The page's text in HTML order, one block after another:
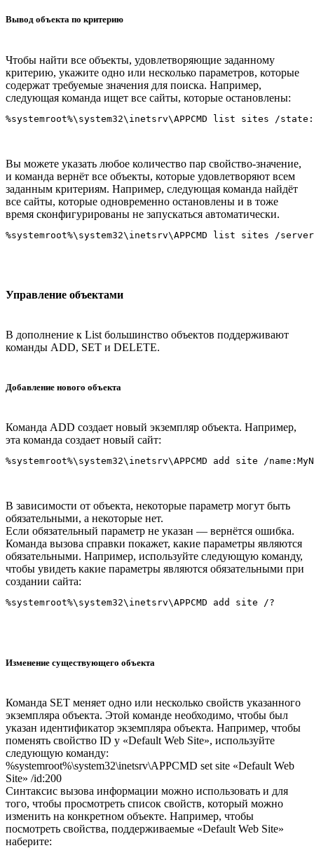
Вывод объекта по критерию
Чтобы найти все объекты, удовлетворяющие заданному
критерию, укажите одно или несколько параметров, которые
содержат требуемые значения для поиска. Например,
следующая команда ищет все сайты, которые остановлены:
Вы можете указать любое количество пар свойство-значение,
и команда вернёт все объекты, которые удовлетворяют всем
заданным критериям. Например, следующая команда найдёт
все сайты, которые одновременно остановлены и в тоже
время сконфигурированы не запускаться автоматически.
Управление объектами
В дополнение к List большинство объектов поддерживают
команды ADD, SET и DELETE.
Добавление нового объекта
Команда ADD создает новый экземпляр объекта. Например,
эта команда создает новый сайт:
В зависимости от объекта, некоторые параметр могут быть
обязательными, а некоторые нет.
Если обязательный параметр не указан — вернётся ошибка.
Команда вызова справки покажет, какие параметры являются
обязательными. Например, используйте следующую команду,
чтобы увидеть какие параметры являются обязательными при
создании сайта:
Изменение существующего объекта
Команда SET меняет одно или несколько свойств указанного
экземпляра объекта. Этой команде необходимо, чтобы был
указан идентификатор экземпляра объекта. Например, чтобы
поменять свойство ID у «Default Web Site», используйте
следующую команду:
%systemroot%\system32\inetsrv\APPCMD set site «Default Web
Site» /id:200
Синтаксис вызова информации можно использовать и для
того, чтобы просмотреть список свойств, который можно
изменить на конкретном объекте. Например, чтобы
посмотреть свойства, поддерживаемые «Default Web Site»
наберите: